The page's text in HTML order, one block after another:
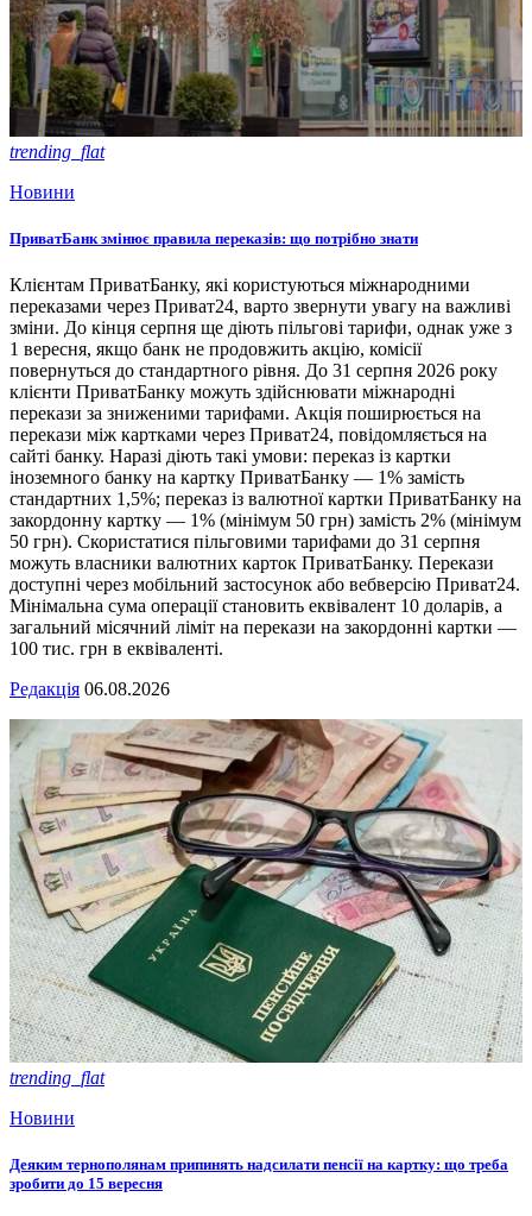
trending_flat
Новини
ПриватБанк змінює правила переказів: що потрібно знати
Клієнтам ПриватБанку, які користуються міжнародними
переказами через Приват24, варто звернути увагу на важливі
зміни. До кінця серпня ще діють пільгові тарифи, однак уже з
1 вересня, якщо банк не продовжить акцію, комісії
повернуться до стандартного рівня. До 31 серпня 2026 року
клієнти ПриватБанку можуть здійснювати міжнародні
перекази за зниженими тарифами. Акція поширюється на
перекази між картками через Приват24, повідомляється на
сайті банку. Наразі діють такі умови: переказ із картки
іноземного банку на картку ПриватБанку — 1% замість
стандартних 1,5%; переказ із валютної картки ПриватБанку на
закордонну картку — 1% (мінімум 50 грн) замість 2% (мінімум
50 грн). Скористатися пільговими тарифами до 31 серпня
можуть власники валютних карток ПриватБанку. Перекази
доступні через мобільний застосунок або вебверсію Приват24.
Мінімальна сума операції становить еквівалент 10 доларів, а
загальний місячний ліміт на перекази на закордонні картки —
100 тис. грн в еквіваленті.
Редакція 06.08.2026
trending_flat
Новини
Деяким тернополянам припинять надсилати пенсії на картку: що треба
зробити до 15 вересня